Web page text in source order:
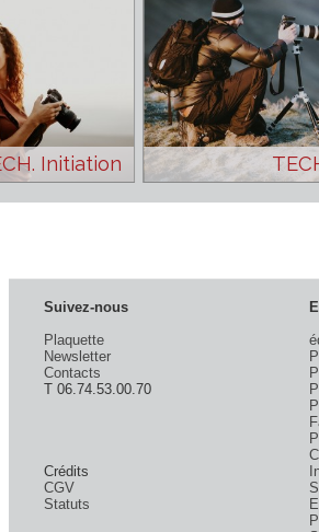
Newsletter
Contacts
T 06.74.53.00.70